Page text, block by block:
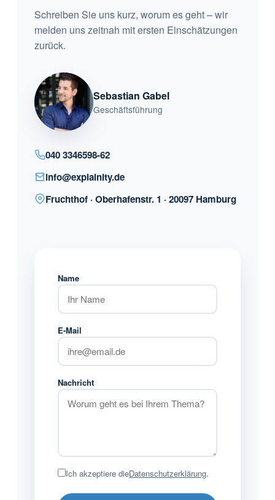
Schreiben Sie uns kurz, worum es geht – wir
melden uns zeitnah mit ersten Einschätzungen
zurück.
Sebastian Gabel
Geschäftsführung
040 3346598-62
info@explainity.de
Fruchthof · Oberhafenstr. 1 · 20097 Hamburg
Name
E-Mail
Nachricht
Ich akzeptiere dieDatenschutzerklärung.